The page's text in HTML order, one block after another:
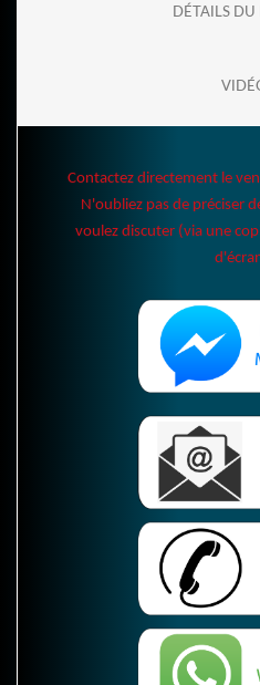
DÉTAILS DU
Contactez directement le
N'oubliez pas de préciser
voulez discuter (via une